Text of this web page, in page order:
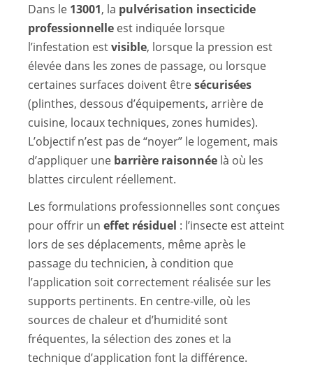
Dans le 13001, la pulvérisation insecticide
professionnelle est indiquée lorsque
l’infestation estvisible, lorsque la pression est
élevée dans les zones de passage, ou lorsque
certaines surfaces doivent êtresécurisées
(plinthes, dessous d’équipements, arrière de
cuisine, locaux techniques, zones humides).
L’objectif n’est pas de “noyer” le logement, mais
d’appliquer une barrière raisonnée là où les
blattes circulent réellement.
Les formulations professionnelles sont conçues
pour offrir un effet résiduel : l’insecte est atteint
lors de ses déplacements, même après le
passage du technicien, à condition que
l’application soit correctement réalisée sur les
supports pertinents. En centre-ville, où les
sources de chaleur et d’humidité sont
fréquentes, la sélection des zones et la
technique d’application font la différence.